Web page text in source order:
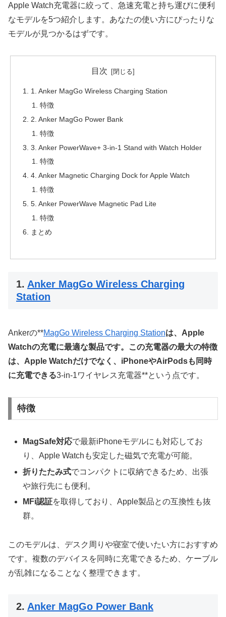
Apple Watch充電器に絞って、急速充電と持ち運びに便利
なモデルを5つ紹介します。あなたの使い方にぴったりな
モデルが見つかるはずです。
目次
1. Anker MagGo Wireless Charging Station
特徴
2. Anker MagGo Power Bank
特徴
3. Anker PowerWave+ 3-in-1 Stand with Watch Holder
特徴
4. Anker Magnetic Charging Dock for Apple Watch
特徴
5. Anker PowerWave Magnetic Pad Lite
特徴
まとめ
1. Anker MagGo Wireless Charging
Station
Ankerの**MagGo Wireless Charging Stationは、Apple
Watchの充電に最適な製品です。この充電器の最大の特徴
は、Apple Watchだけでなく、iPhoneやAirPodsも同時
に充電できる3-in-1ワイヤレス充電器**という点です。
特徴
MagSafe対応で最新iPhoneモデルにも対応してお
り、Apple Watchも安定した磁気で充電が可能。
折りたたみ式でコンパクトに収納できるため、出張
や旅行先にも便利。
MFi認証を取得しており、Apple製品との互換性も抜
群。
このモデルは、デスク周りや寝室で使いたい方におすすめ
です。複数のデバイスを同時に充電できるため、ケーブル
が乱雑になることなく整理できます。
2. Anker MagGo Power Bank